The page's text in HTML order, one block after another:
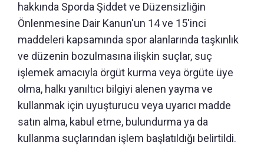
hakkında Sporda Şiddet ve Düzensizliğin
Önlenmesine Dair Kanun'un 14 ve 15'inci
maddeleri kapsamında spor alanlarında taşkınlık
ve düzenin bozulmasına ilişkin suçlar, suç
işlemek amacıyla örgüt kurma veya örgüte üye
olma, halkı yanıltıcı bilgiyi alenen yayma ve
kullanmak için uyuşturucu veya uyarıcı madde
satın alma, kabul etme, bulundurma ya da
kullanma suçlarından işlem başlatıldığı belirtildi.